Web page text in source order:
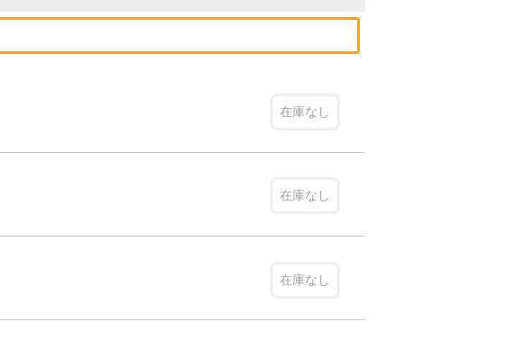
在庫なし
在庫なし
在庫なし